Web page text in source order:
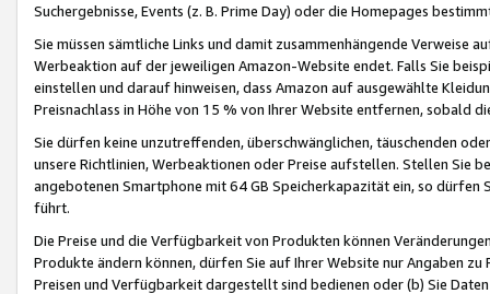
Suchergebnisse, Events (z. B. Prime Day) oder die Homepages
Sie müssen sämtliche Links und damit zusammenhängende
Werbeaktion auf der jeweiligen Amazon-Website endet. Falls Sie
einstellen und darauf hinweisen, dass Amazon auf ausgewählte
Preisnachlass in Höhe von 15 % von Ihrer Website entfernen, sobald
Sie dürfen keine unzutreffenden, überschwänglichen, täuschenden
unsere Richtlinien, Werbeaktionen oder Preise aufstellen. Stellen Sie
angebotenen Smartphone mit 64 GB Speicherkapazität ein, so dürfen
führt.
Die Preise und die Verfügbarkeit von Produkten können
Produkte ändern können, dürfen Sie auf Ihrer Website nur Angaben
Preisen und Verfügbarkeit dargestellt sind bedienen oder (b) Sie